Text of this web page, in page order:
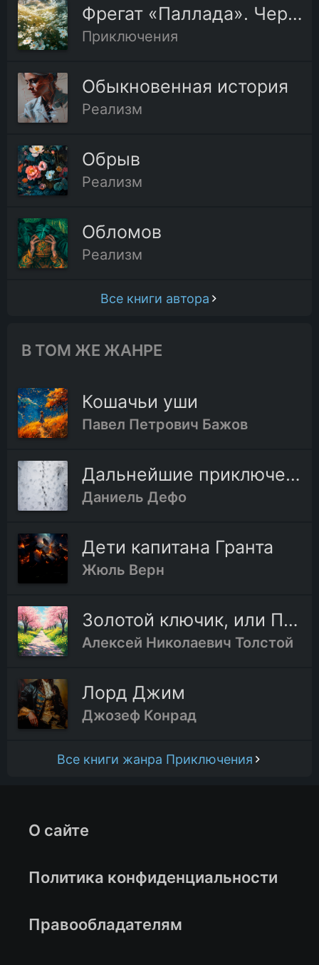
Фрегат «Паллада». Через 20 лет
Приключения
Обыкновенная история
Реализм
Обрыв
Реализм
Обломов
Реализм
Все книги автора
В ТОМ ЖЕ ЖАНРЕ
Кошачьи уши
Павел Петрович Бажов
Дальнейшие приключения Робинзона Крузо
Даниель Дефо
Дети капитана Гранта
Жюль Верн
Золотой ключик, или Приключения Буратино
Алексей Николаевич Толстой
Лорд Джим
Джозеф Конрад
Все книги жанра Приключения
О сайте
Политика конфиденциальности
Правообладателям